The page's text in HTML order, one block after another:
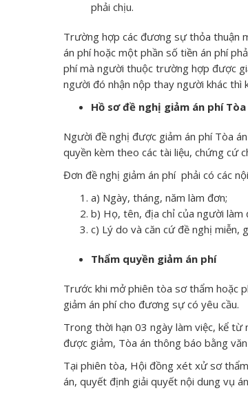
phải chịu.
Trường hợp các đương sự thỏa thuận
án phí hoặc một phần số tiền án phí
phí mà người thuộc trường hợp được
người đó nhận nộp thay người khác thì
Hồ sơ đề nghị giảm án phí Tòa
Người đề nghị được giảm án phí Tòa
quyền kèm theo các tài liệu, chứng cứ
Đơn đề nghị giảm án phí phải có các
a) Ngày, tháng, năm làm đơn;
b) Họ, tên, địa chỉ của người làm
c) Lý do và căn cứ đề nghị miễn,
Thẩm quyền giảm án phí
Trước khi mở phiên tòa sơ thẩm hoặc
giảm án phí cho đương sự có yêu cầu.
Trong thời hạn 03 ngày làm việc, kể
được giảm, Tòa án thông báo bằng
Tại phiên tòa, Hội đồng xét xử sơ
án, quyết định giải quyết nội dung vụ